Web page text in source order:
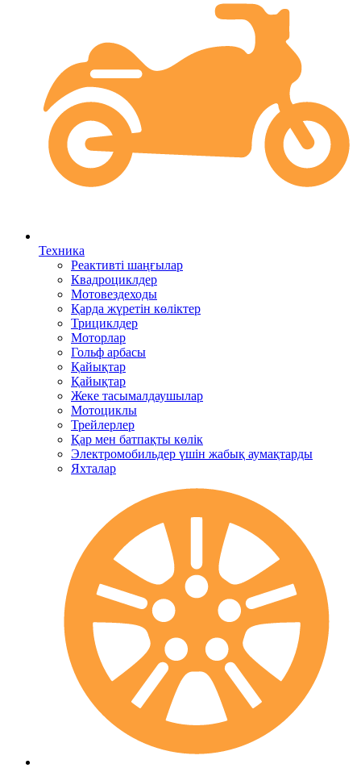
Техника
Реактивті шаңғылар
Квадроциклдер
Мотовездеходы
Қарда жүретін көліктер
Трициклдер
Моторлар
Гольф арбасы
Қайықтар
Қайықтар
Жеке тасымалдаушылар
Мотоциклы
Трейлерлер
Қар мен батпақты көлік
Электромобильдер үшін жабық аумақтарды
Яхталар